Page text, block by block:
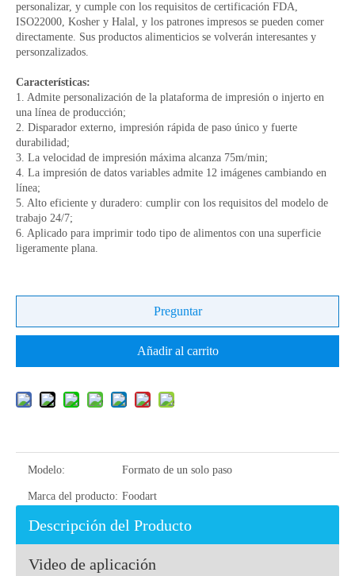
personalizar, y cumple con los requisitos de certificación FDA,
ISO22000, Kosher y Halal, y los patrones impresos se pueden comer
directamente. Sus productos alimenticios se volverán interesantes y
personzalizados.
Características:
1. Admite personalización de la plataforma de impresión o injerto en
una línea de producción;
2. Disparador externo, impresión rápida de paso único y fuerte
durabilidad;
3. La velocidad de impresión máxima alcanza 75m/min;
4. La impresión de datos variables admite 12 imágenes cambiando en
línea;
5. Alto eficiente y duradero: cumplir con los requisitos del modelo de
trabajo 24/7;
6. Aplicado para imprimir todo tipo de alimentos con una superficie
ligeramente plana.
Preguntar
Añadir al carrito
Modelo: Formato de un solo paso
Marca del producto: Foodart
Descripción del Producto
Video de aplicación